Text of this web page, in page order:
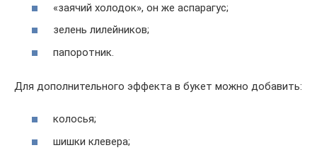
«заячий холодок», он же аспарагус;
зелень лилейников;
папоротник.
Для дополнительного эффекта в букет можно добавить:
колосья;
шишки клевера;